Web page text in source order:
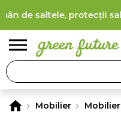
de saltele, protecții
Mobilier